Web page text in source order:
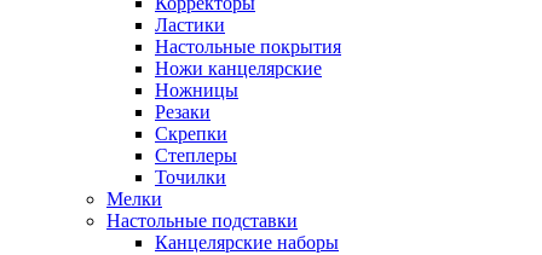
Ластики
Настольные покрытия
Ножи канцелярские
Ножницы
Резаки
Скрепки
Степлеры
Точилки
Мелки
Настольные подставки
Канцелярские наборы